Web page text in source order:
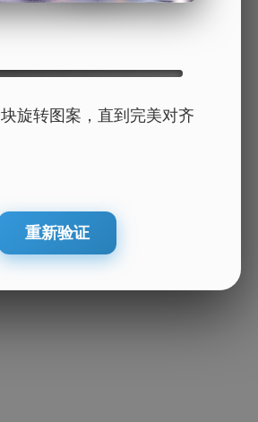
旋转图案，直到完美对齐
重新验证